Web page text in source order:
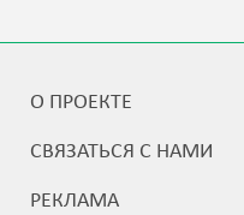
О ПРОЕКТЕ
СВЯЗАТЬСЯ С НАМИ
РЕКЛАМА